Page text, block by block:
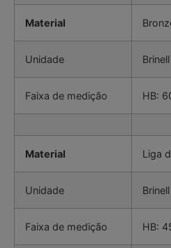
Material
Unidade Brinell
Faixa de medição HB:
Material Liga
Unidade Brinell
Faixa de medição HB: